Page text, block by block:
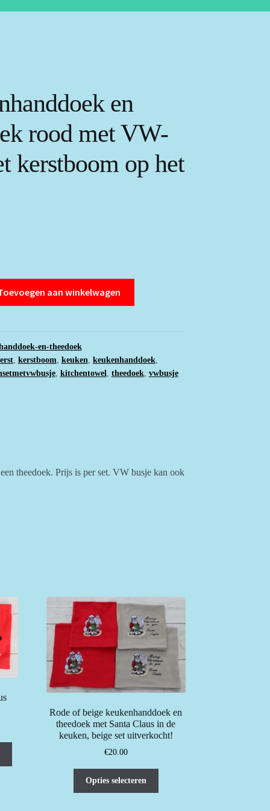
en
rood met VW-
kerstboom op het
aan winkelwagen
en-theedoek
, kerstboom keuken keukenhanddoek,
, kitchentowel theedoek, vwbusje
theedoek. Prijs is per set. VW busje kan ook
Rode of beige keukenhanddoek en
theedoek met Santa Claus in de
keuken, beige set uitverkocht!
€20.00
Opties selecteren